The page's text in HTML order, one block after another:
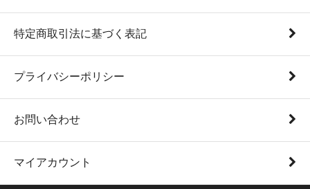
特定商取引法に基づく表記
プライバシーポリシー
お問い合わせ
マイアカウント